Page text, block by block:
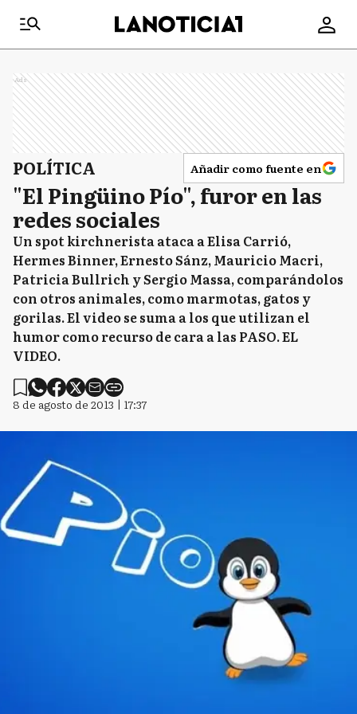
Ads
POLÍTICA Añadir como fuente en
"El Pingüino Pío", furor en las
redes sociales
Un spot kirchnerista ataca a Elisa Carrió,
Hermes Binner, Ernesto Sánz, Mauricio Macri,
Patricia Bullrich y Sergio Massa, comparándolos
con otros animales, como marmotas, gatos y
gorilas. El video se suma a los que utilizan el
humor como recurso de cara a las PASO. EL
VIDEO.
8 de agosto de 2013 | 17:37